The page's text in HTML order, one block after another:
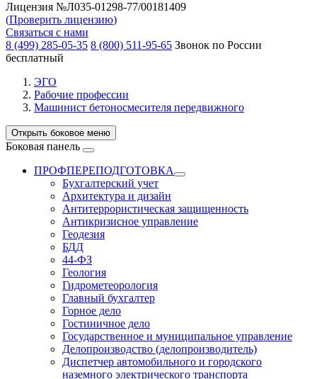
Лицензия №Л035-01298-77/00181409
(Проверить лицензию)
Связаться с нами
8 (499) 285-05-35 8 (800) 511-95-65 Звонок по России
бесплатный
ЭГО
Рабочие профессии
Машинист бетоносмесителя передвижного
Открыть боковое меню
Боковая панель
ПРОФПЕРЕПОДГОТОВКА
Бухгалтерский учет
Архитектура и дизайн
Антитеррористическая защищенность
Антикризисное управление
Геодезия
БДД
44-ФЗ
Геология
Гидрометеорология
Главный бухгалтер
Горное дело
Гостиничное дело
Государственное и муниципальное управление
Делопроизводство (делопроизводитель)
Диспетчер автомобильного и городского
наземного электрического транспорта